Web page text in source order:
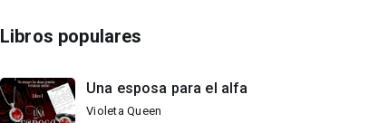
Libros populares
Una esposa para el alfa
Violeta Queen